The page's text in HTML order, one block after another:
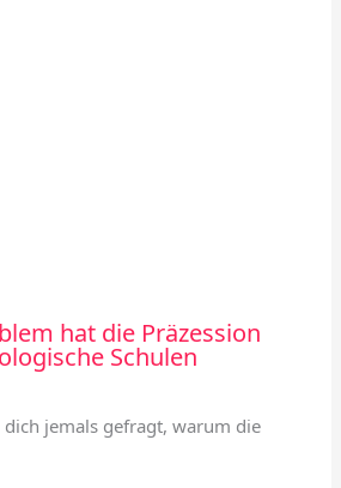
hat die Präzession
Schulen
jemals gefragt, warum die